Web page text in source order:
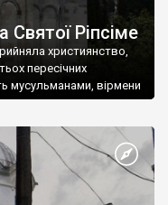
Святої Ріпсіме
християнство,
пересічних
мусульманами, вірмени